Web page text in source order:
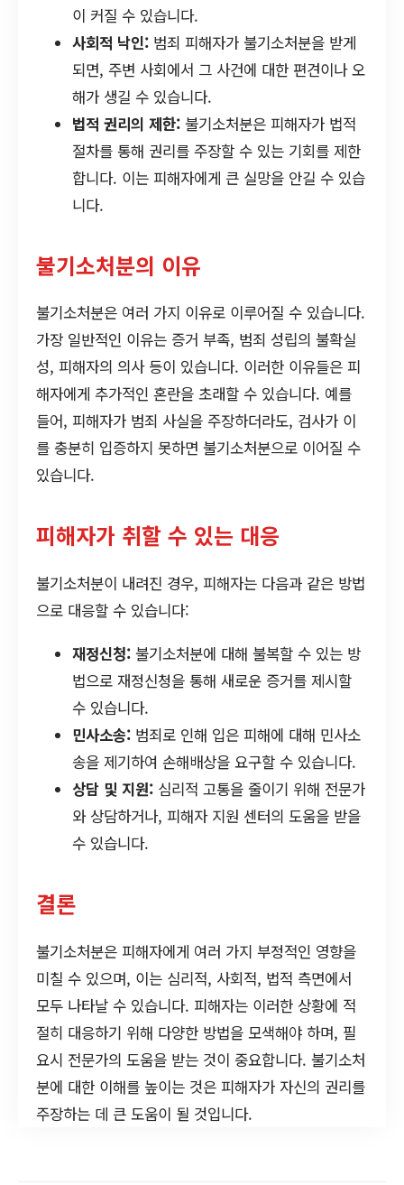
이 커질 수 있습니다.
사회적 낙인: 범죄 피해자가 불기소처분을 받게
되면, 주변 사회에서 그 사건에 대한 편견이나 오
해가 생길 수 있습니다.
법적 권리의 제한: 불기소처분은 피해자가 법적
절차를 통해 권리를 주장할 수 있는 기회를 제한
합니다. 이는 피해자에게 큰 실망을 안길 수 있습
니다.
불기소처분의 이유
불기소처분은 여러 가지 이유로 이루어질 수 있습니다.
가장 일반적인 이유는 증거 부족, 범죄 성립의 불확실
성, 피해자의 의사 등이 있습니다. 이러한 이유들은 피
해자에게 추가적인 혼란을 초래할 수 있습니다. 예를
들어, 피해자가 범죄 사실을 주장하더라도, 검사가 이
를 충분히 입증하지 못하면 불기소처분으로 이어질 수
있습니다.
피해자가 취할 수 있는 대응
불기소처분이 내려진 경우, 피해자는 다음과 같은 방법
으로 대응할 수 있습니다:
재정신청: 불기소처분에 대해 불복할 수 있는 방
법으로 재정신청을 통해 새로운 증거를 제시할
수 있습니다.
민사소송: 범죄로 인해 입은 피해에 대해 민사소
송을 제기하여 손해배상을 요구할 수 있습니다.
상담 및 지원: 심리적 고통을 줄이기 위해 전문가
와 상담하거나, 피해자 지원 센터의 도움을 받을
수 있습니다.
결론
불기소처분은 피해자에게 여러 가지 부정적인 영향을
미칠 수 있으며, 이는 심리적, 사회적, 법적 측면에서
모두 나타날 수 있습니다. 피해자는 이러한 상황에 적
절히 대응하기 위해 다양한 방법을 모색해야 하며, 필
요시 전문가의 도움을 받는 것이 중요합니다. 불기소처
분에 대한 이해를 높이는 것은 피해자가 자신의 권리를
주장하는 데 큰 도움이 될 것입니다.